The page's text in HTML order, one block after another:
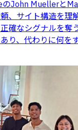
のJohn Muellerと
、サイト構造を理
確なシグナルを奪
り、代わりに何をす